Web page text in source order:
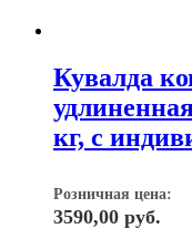
Кувалда
кг, с
Розничная цена:
3590,00 руб.